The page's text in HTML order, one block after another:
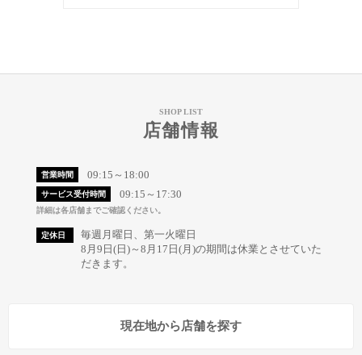
SHOP LIST
店舗情報
営業時間 09:15～18:00
サービス受付時間 09:15～17:30
詳細は各店舗までご確認ください。
定休日
毎週月曜日、第一火曜日
8月9日(日)～8月17日(月)の期間は休業とさせていた
だきます。
現在地から店舗を探す